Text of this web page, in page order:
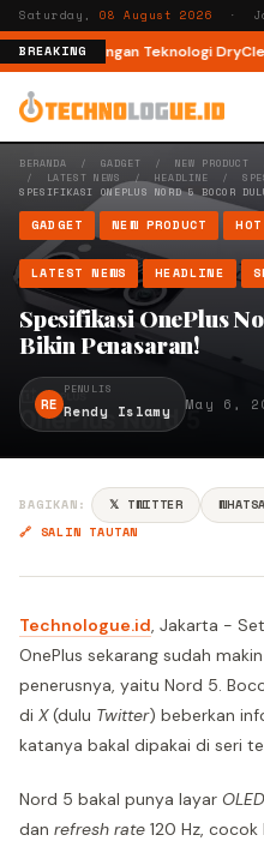
Saturday,08 August 2026 ·
BREAKING
Load dengan Teknologi
BERANDA / GADGET / NEW PRODUCT
/
LATEST NEWS / HEADLINE /
SPESIFIKASI ONEPLUS NORD 5 BOCOR
GADGET NEW PRODUCT
LATEST NEWS HEADLINE
Spesifikasi OnePlus
Bikin Penasaran!
RE
PENULIS
Rendy Islamy May 6,
BAGIKAN: 𝕏 TWITTER
🔗 SALIN TAUTAN
Technologue.id, Jakarta -
OnePlus sekarang sudah
penerusnya, yaitu Nord 5.
di X(dulu Twitter) beberkan
katanya bakal dipakai di seri
Nord 5 bakal punya layar OLED
dan refresh rate 120 Hz,